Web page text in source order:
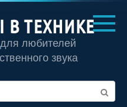
В ТЕХНИКЕ
любителей
звука